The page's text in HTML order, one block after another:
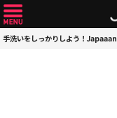
手洗いをしっかりしよう！Japaaan